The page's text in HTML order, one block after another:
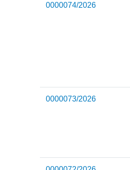
0000074/2026
0000073/2026